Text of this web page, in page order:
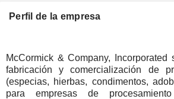
Italia
Luxemburgo
Hong-Kong
Singapur
Perfil de la empresa
McCormick & Company,
fabricación y comercialización de
(especias, hierbas, condimentos,
para empresas de